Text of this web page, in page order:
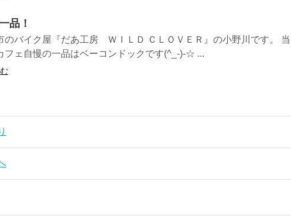
品！
のバイク屋『だあ工房 ＷＩＬＤ ＣＬＯＶＥＲ』の小野川です。 当
フェ自慢の一品はベーコンドックです(^_-)-☆ ...